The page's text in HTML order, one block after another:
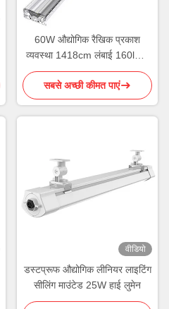
60W औद्योगिक रैखिक प्रकाश
व्यवस्था 1418cm लंबाई 160lm /
W डिमिंग
सबसे अच्छी कीमत पाएं
वीडियो
डस्टप्रूफ औद्योगिक लीनियर लाइटिंग
सीलिंग माउंटेड 25W हाई लुमेन